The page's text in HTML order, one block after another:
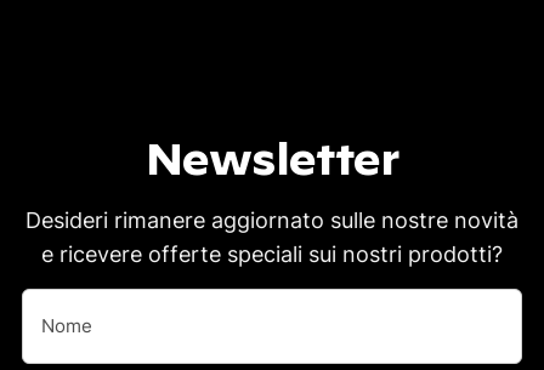
Newsletter
Desideri rimanere aggiornato sulle nostre novità
e ricevere offerte speciali sui nostri prodotti?
Nome